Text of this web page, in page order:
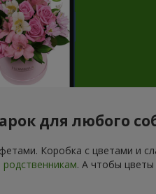
для любого
Коробка с цветами и
родственникам. А чтобы